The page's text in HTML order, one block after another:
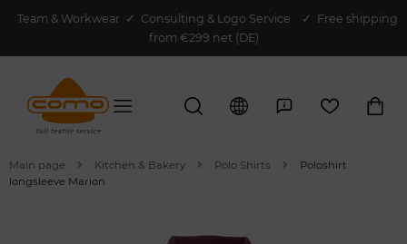
Team & Workwear ✓ Consulting & Logo Service
✓ Free shipping
from €299 net (DE)
Main page Kitchen & Bakery Polo Shirts
Poloshirt
longsleeve Marion